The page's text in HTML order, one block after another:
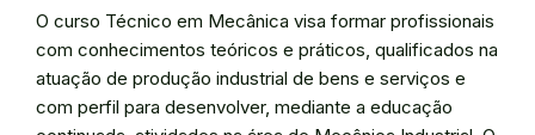
O curso Técnico em Mecânica visa formar profissionais
com conhecimentos teóricos e práticos, qualificados na
atuação de produção industrial de bens e serviços e
com perfil para desenvolver, mediante a educação